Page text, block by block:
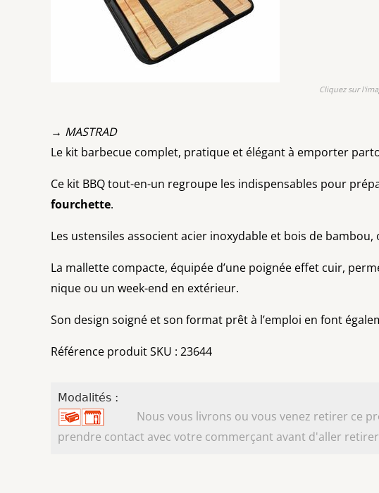
Cliquez sur
→ MASTRAD
Le kit barbecue complet, pratique et élégant à emporter
Ce kit BBQ tout-en-un regroupe les indispensables pour
fourchette.
Les ustensiles associent acier inoxydable et bois de
La mallette compacte, équipée d’une poignée effet cuir,
nique ou un week-end en extérieur.
Son design soigné et son format prêt à l’emploi en font
Référence produit SKU : 23644
Modalités :
Nous vous livrons ou vous venez retirer ce
prendre contact avec votre commerçant avant d'aller